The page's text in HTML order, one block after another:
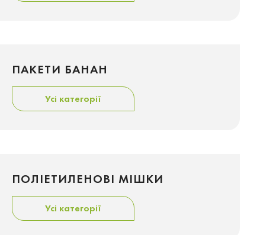
ПАКЕТИ БАНАН
Усі категорії
ПОЛІЕТИЛЕНОВІ МІШКИ
Усі категорії